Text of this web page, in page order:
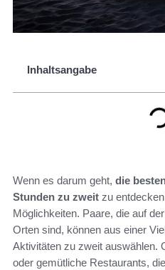
Inhaltsangabe
Wenn es darum geht, die
Stunden zu zweit zu
Möglichkeiten. Paare, die auf
Orten sind, können aus einer
Aktivitäten zu zweit auswählen.
oder gemütliche Restaurants,